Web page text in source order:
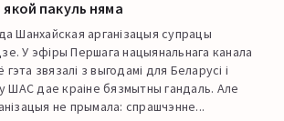
пакуль няма
Шанхайская арганізацыя супрацы
У эфіры Першага нацыянальнага канала
звязалі з выгодамі для Беларусі і
ШАС дае краіне бязмытны гандаль. Але
не прымала: спрашчэнне...